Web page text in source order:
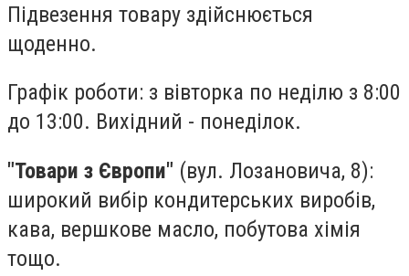
Підвезення товару здійснюється
щоденно.
Графік роботи: з вівторка по неділю з 8:00
до 13:00. Вихідний - понеділок.
"Товари з Європи" (вул. Лозановича, 8):
широкий вибір кондитерських виробів,
кава, вершкове масло, побутова хімія
тощо.